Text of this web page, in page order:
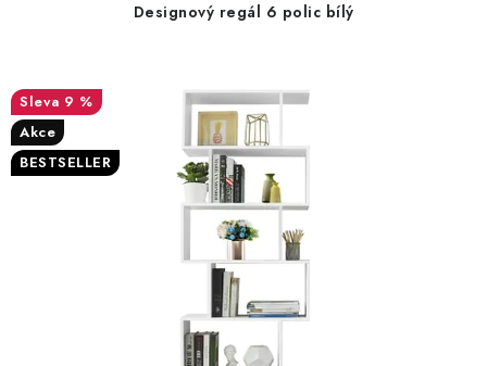
Designový regál 6 polic bílý
9 %
Akce
BESTSELLER